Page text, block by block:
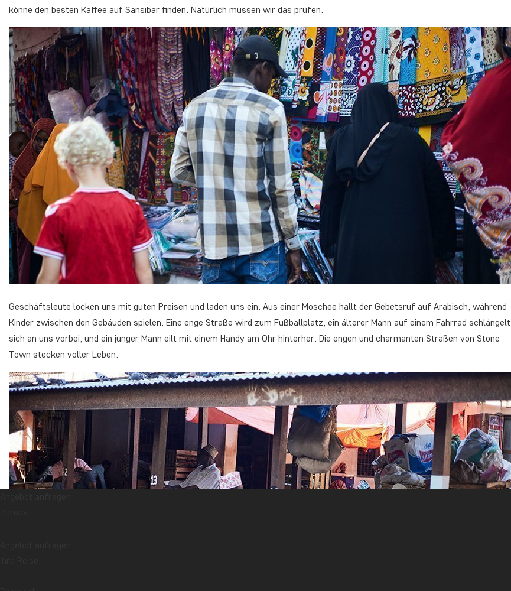
könne den besten Kaffee auf Sansibar finden. Natürlich müssen wir das prüfen.
Geschäftsleute locken uns mit guten Preisen und laden uns ein. Aus einer Moschee hallt der Gebetsruf auf Arabisch, während
Kinder zwischen den Gebäuden spielen. Eine enge Straße wird zum Fußballplatz, ein älterer Mann auf einem Fahrrad schlängelt
sich an uns vorbei, und ein junger Mann eilt mit einem Handy am Ohr hinterher. Die engen und charmanten Straßen von Stone
Town stecken voller Leben.